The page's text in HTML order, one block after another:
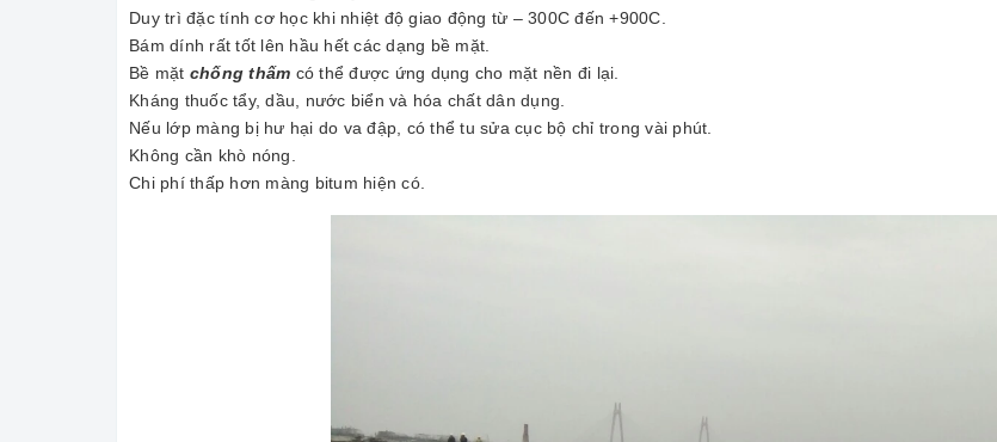
Duy trì đặc tính cơ học khi nhiệt độ giao động từ – 300C đến +900C.
Bám dính rất tốt lên hầu hết các dạng bề mặt.
Bề mặt chống thấm có thể được ứng dụng cho mặt nền đi lại.
Kháng thuốc tẩy, dầu, nước biển và hóa chất dân dụng.
Nếu lớp màng bị hư hại do va đập, có thể tu sửa cục bộ chỉ trong vài phút.
Không cần khò nóng.
Chi phí thấp hơn màng bitum hiện có.